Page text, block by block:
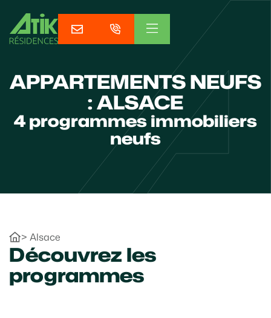
APPARTEMENTS NEUFS
: ALSACE
4programmes immobiliers
neufs
> Alsace
Découvrez les
programmes